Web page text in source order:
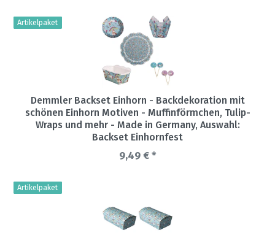
Artikelpaket
Demmler Backset Einhorn - Backdekoration mit
schönen Einhorn Motiven - Muffinförmchen, Tulip-
Wraps und mehr - Made in Germany, Auswahl:
Backset Einhornfest
9,49 € *
Artikelpaket